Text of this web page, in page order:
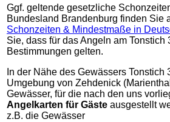
Ggf. geltende gesetzliche
Bundesland Brandenburg finden Sie
Schonzeiten & Mindestmaße in
Sie, dass für das Angeln am Tonstich
Bestimmungen gelten.
In der Nähe des Gewässers Tonstich
Umgebung von Zehdenick
Gewässer, für die nach den uns
Angelkarten für Gäste ausgestellt
z.B. die Gewässer